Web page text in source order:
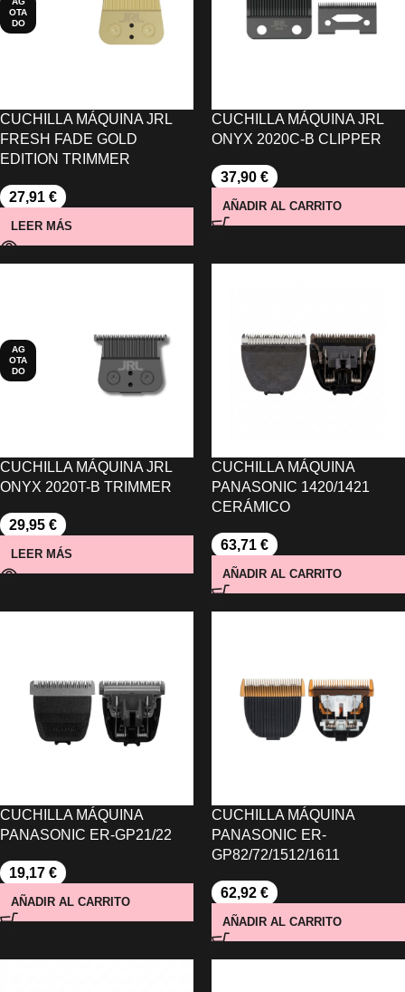
OTA
DO
CUCHILLA MÁQUINA JRL
FRESH FADE GOLD
EDITION TRIMMER
27,91 €
LEER MÁS
CUCHILLA MÁQUINA JRL
ONYX 2020C-B CLIPPER
37,90 €
AÑADIR AL CARRITO
AG
OTA
DO
CUCHILLA MÁQUINA JRL
ONYX 2020T-B TRIMMER
29,95 €
LEER MÁS
CUCHILLA MÁQUINA
PANASONIC 1420/1421
CERÁMICO
63,71 €
AÑADIR AL CARRITO
CUCHILLA MÁQUINA
PANASONIC ER-GP21/22
19,17 €
AÑADIR AL CARRITO
CUCHILLA MÁQUINA
PANASONIC ER-
GP82/72/1512/1611
62,92 €
AÑADIR AL CARRITO